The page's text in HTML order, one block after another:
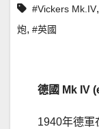
#Vickers Mk.IV,
炮, #英國
德國 Mk IV
1940年德軍